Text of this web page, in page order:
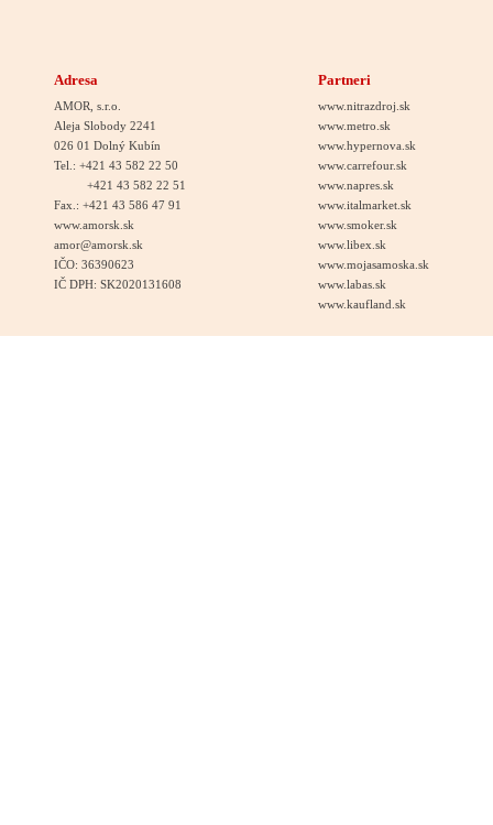
Adresa
AMOR, s.r.o.
Aleja Slobody 2241
026 01 Dolný Kubín
Tel.: +421 43 582 22 50
+421 43 582 22 51
Fax.: +421 43 586 47 91
www.amorsk.sk
amor@amorsk.sk
IČO: 36390623
IČ DPH: SK2020131608
Partneri
www.nitrazdroj.sk
www.metro.sk
www.hypernova.sk
www.carrefour.sk
www.napres.sk
www.italmarket.sk
www.smoker.sk
www.libex.sk
www.mojasamoska.sk
www.labas.sk
www.kaufland.sk